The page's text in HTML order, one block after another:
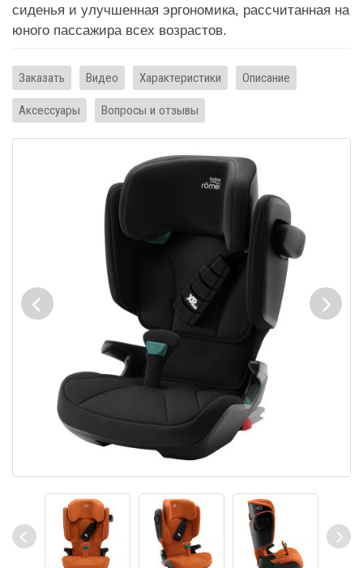
сиденья и улучшенная эргономика, рассчитанная на
юного пассажира всех возрастов.
Заказать Видео Характеристики Описание
Аксессуары Вопросы и отзывы